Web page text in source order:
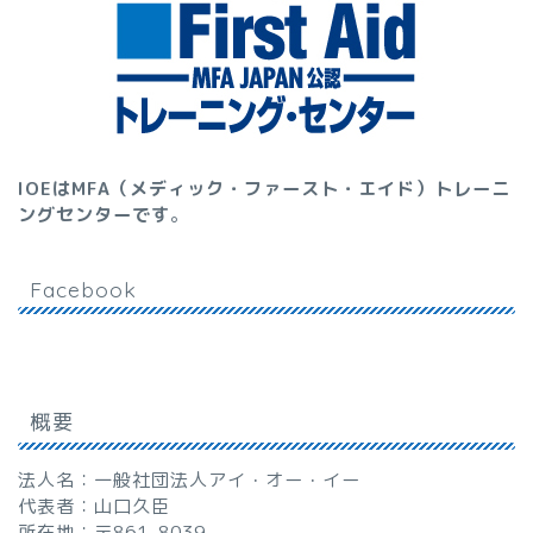
IOEはMFA（メディック・ファースト・エイド）トレーニ
ングセンターです。
Facebook
概要
法人名：一般社団法人アイ・オー・イー
代表者：山口久臣